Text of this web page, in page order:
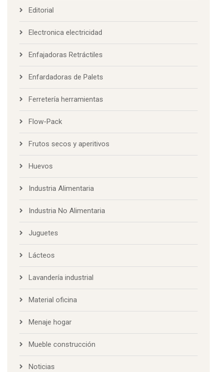
Editorial
Electronica electricidad
Enfajadoras Retráctiles
Enfardadoras de Palets
Ferretería herramientas
Flow-Pack
Frutos secos y aperitivos
Huevos
Industria Alimentaria
Industria No Alimentaria
Juguetes
Lácteos
Lavandería industrial
Material oficina
Menaje hogar
Mueble construcción
Noticias